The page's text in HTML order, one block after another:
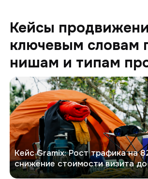
Кейсы
ключевым словам
нишам и типам
GRAMIX
Кейс Gramix: Рост трафика на
снижение стоимости визита